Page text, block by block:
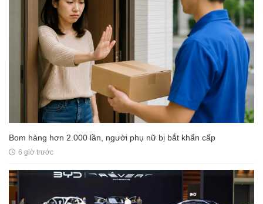
Bom hàng hơn 2.000 lần, người phụ nữ bị bắt khẩn cấp
6 giờ trước